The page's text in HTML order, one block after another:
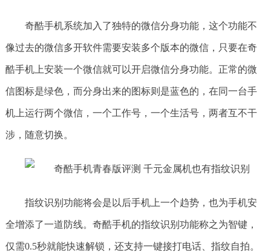
奇酷手机系统加入了独特的微信分身功能，这个功能不
像过去的微信多开软件需要安装多个版本的微信，只要在奇
酷手机上安装一个微信就可以开启微信分身功能。正常的微
信图标是绿色，而分身出来的图标则是蓝色的，在同一台手
机上运行两个微信，一个工作号，一个生活号，两者互不干
涉，随意切换。
指纹识别功能将会是以后手机上一个趋势，也为手机安
全增添了一道防线。奇酷手机的指纹识别功能称之为智键，
仅需0.5秒就能快速解锁，还支持一键接打电话、指纹自拍。